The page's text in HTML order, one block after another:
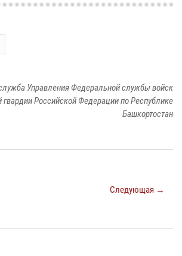
Управления Федеральной службы войск
гвардии Российской Федерации по Республике
Башкортостан
Следующая →